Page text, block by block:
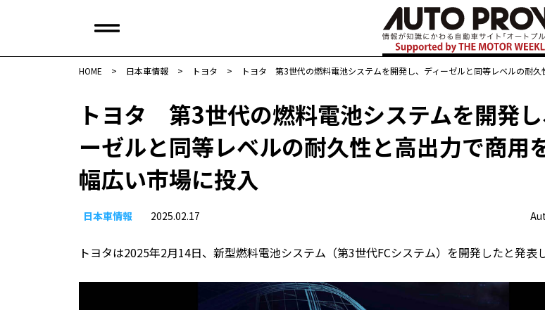
HOME > 日本車情報​ > トヨタ > トヨタ 第3世代の燃料電池システムを開発し、ディーゼルと同等レベルの耐
トヨタ 第3世代の燃料電池システムを開発し
ーゼルと同等レベルの耐久性と高出力で商用
幅広い市場に投入
日本車情報​ 2025.02.17
トヨタは2025年2月14日、新型燃料電池システム（第3世代FCシステム）を開発したと発表